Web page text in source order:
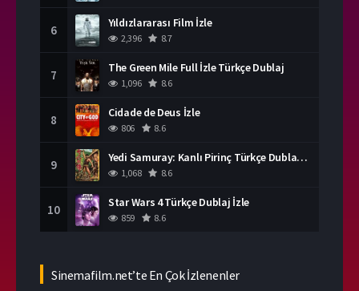
6 Yıldızlararası Film İzle
2,396 8.7
7 The Green Mile Full İzle Türkçe Dublaj
1,096 8.6
8 Cidade de Deus İzle
806 8.6
9 Yedi Samuray: Kanlı Pirinç Türkçe Dublaj İzle
1,068 8.6
10 Star Wars 4 Türkçe Dublaj İzle
859 8.6
Sinemafilm.net’te En Çok İzlenenler